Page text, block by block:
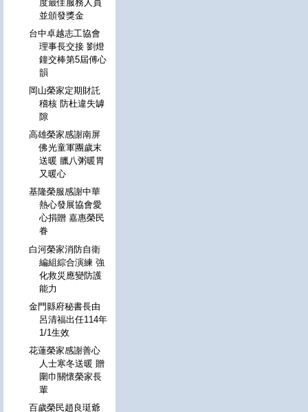
度最佳服務人員
並頒發獎金
台中卓越志工協會
理事長交接 劉燈
鐘交棒第5屆傅心
韻
岡山榮家定期財託
稽核 防杜違失罅
隙
高雄榮家感謝南屏
佛光童軍團歲末
送暖 臘八粥暖胃
又暖心
基隆榮服感謝中華
熱心發展協會愛
心捐贈 嘉惠榮民
眷
白河榮家消防自衛
編組綜合演練 強
化救災應變防護
能力
金門縣府秘書長由
呂清福出任114年
1/1生效
花蓮榮家感謝善心
人士寒冬送暖 贈
圍巾關懷榮家長
輩
百歲榮民趙良珽爺